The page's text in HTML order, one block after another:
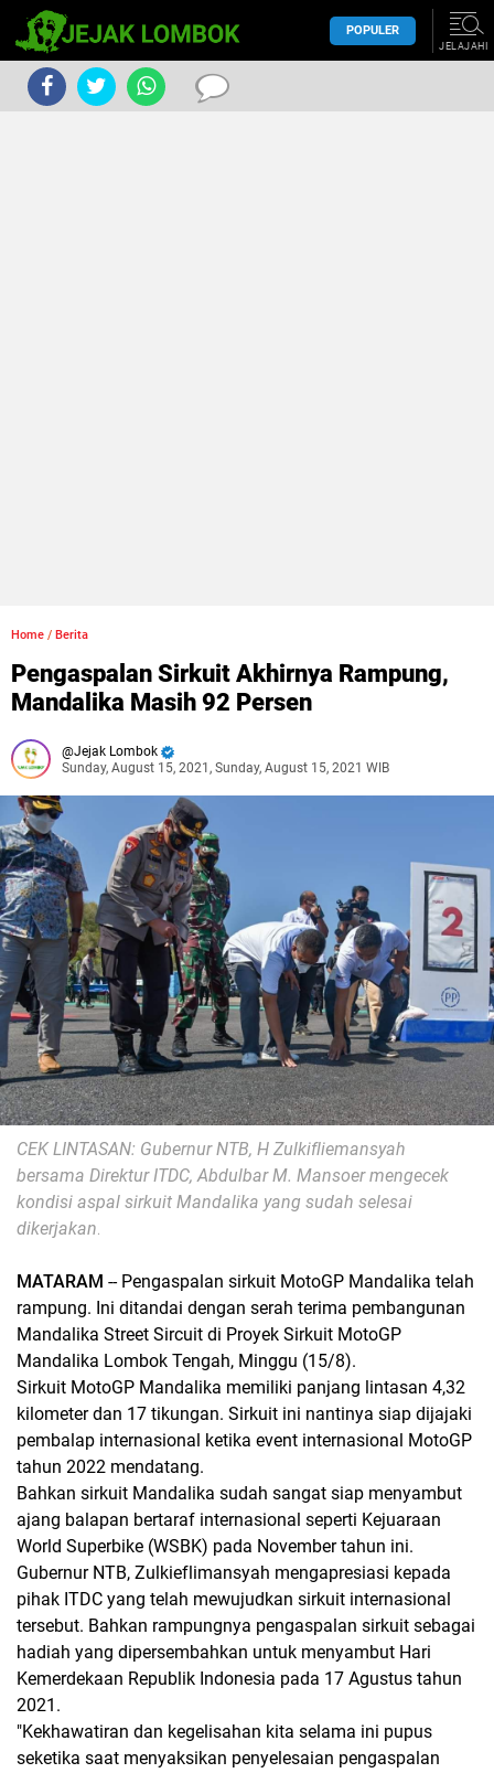
POPULER
JELAJAHI
Home / Berita
Pengaspalan Sirkuit Akhirnya Rampung,
Mandalika Masih 92 Persen
Jejak Lombok
Sunday, August 15, 2021, Sunday, August 15, 2021 WIB
CEK LINTASAN: Gubernur NTB, H Zulkifliemansyah
bersama Direktur ITDC, Abdulbar M. Mansoer mengecek
kondisi aspal sirkuit Mandalika yang sudah selesai
dikerjakan.
MATARAM -- Pengaspalan sirkuit MotoGP Mandalika telah
rampung. Ini ditandai dengan serah terima pembangunan
Mandalika Street Sircuit di Proyek Sirkuit MotoGP
Mandalika Lombok Tengah, Minggu (15/8).
Sirkuit MotoGP Mandalika memiliki panjang lintasan 4,32
kilometer dan 17 tikungan. Sirkuit ini nantinya siap dijajaki
pembalap internasional ketika event internasional MotoGP
tahun 2022 mendatang.
Bahkan sirkuit Mandalika sudah sangat siap menyambut
ajang balapan bertaraf internasional seperti Kejuaraan
World Superbike (WSBK) pada November tahun ini.
Gubernur NTB, Zulkieflimansyah mengapresiasi kepada
pihak ITDC yang telah mewujudkan sirkuit internasional
tersebut. Bahkan rampungnya pengaspalan sirkuit sebagai
hadiah yang dipersembahkan untuk menyambut Hari
Kemerdekaan Republik Indonesia pada 17 Agustus tahun
2021.
"Kekhawatiran dan kegelisahan kita selama ini pupus
seketika saat menyaksikan penyelesaian pengaspalan